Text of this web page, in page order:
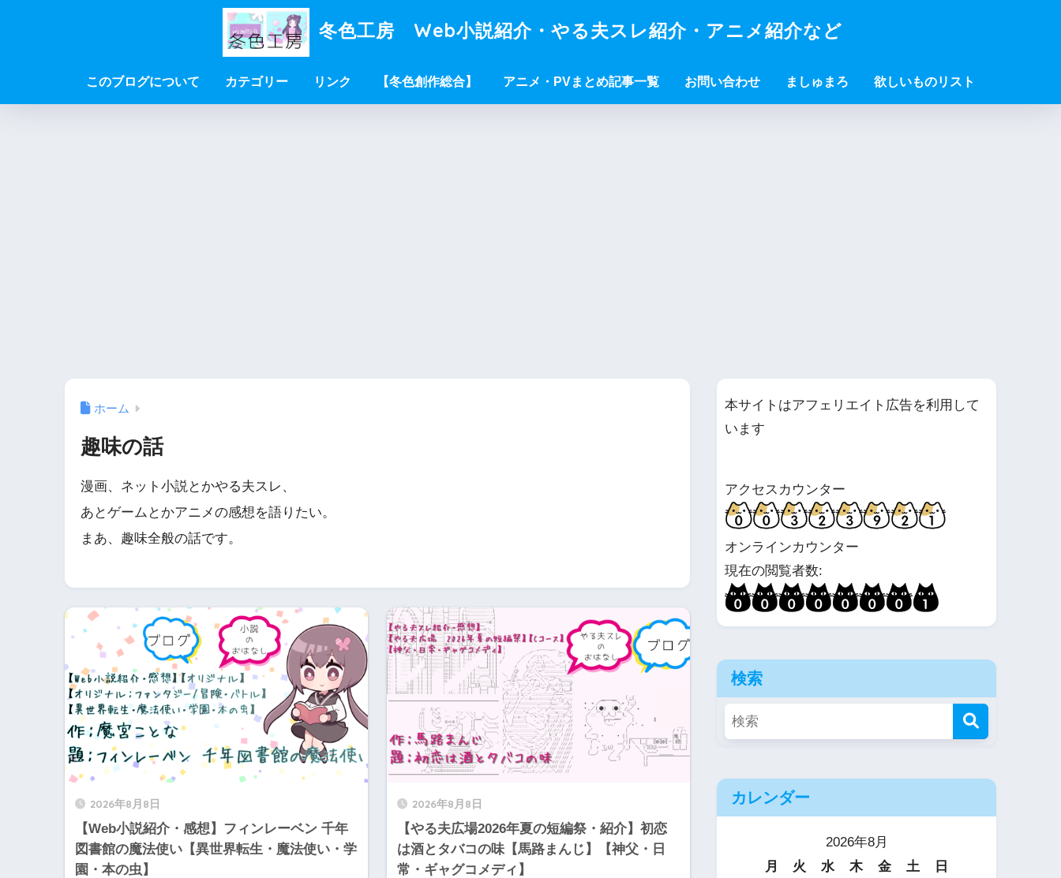
冬色工房 Web小説紹介・やる夫スレ紹介・アニメ紹介など
このブログについて カテゴリー リンク 【冬色創作総合】 アニメ・PVまとめ記事一覧 お問い合わせ ましゅまろ 欲しいものリスト
ホーム
趣味の話
漫画、ネット小説とかやる夫スレ、
あとゲームとかアニメの感想を語りたい。
まあ、趣味全般の話です。
2026年8月8日
【Web小説紹介・感想】フィンレーベン 千年
図書館の魔法使い【異世界転生・魔法使い・学
園・本の虫】
2026年8月8日
【やる夫広場2026年夏の短編祭・紹介】初恋
は酒とタバコの味【馬路まんじ】【神父・日
常・ギャグコメディ】
本サイトはアフェリエイト広告を利用して
います
アクセスカウンター
オンラインカウンター
現在の閲覧者数:
検索
カレンダー
2026年8月
月
火 水 木 金 土
日